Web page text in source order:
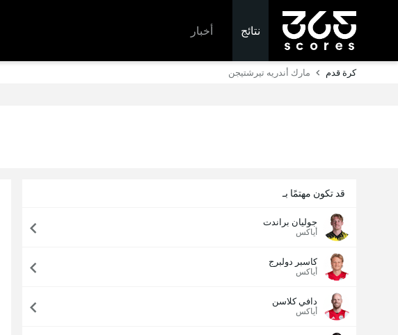
نتائج أخبار
كرة قدم مارك أندريه تيرشتيجن
قد تكون مهتمًا بـ
جوليان براندت
أياكس
كاسبر دولبرج
أياكس
دافي كلاسن
أياكس